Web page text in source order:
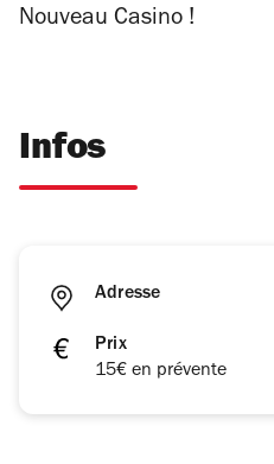
Nouveau Casino !
Infos
Adresse
Prix
15€ en prévente